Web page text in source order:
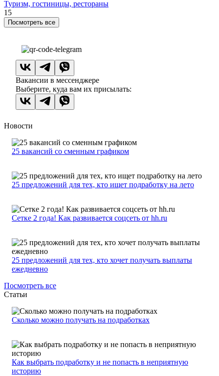
Туризм, гостиницы, рестораны
15
Посмотреть все
Вакансии в мессенджере
Выберите, куда вам их присылать:
Новости
25 вакансий со сменным графиком
25 предложений для тех, кто ищет подработку на лето
Сетке 2 года! Как развивается соцсеть от hh.ru
25 предложений для тех, кто хочет получать выплаты
ежедневно
Посмотреть все
Статьи
Сколько можно получать на подработках
Как выбрать подработку и не попасть в неприятную
историю